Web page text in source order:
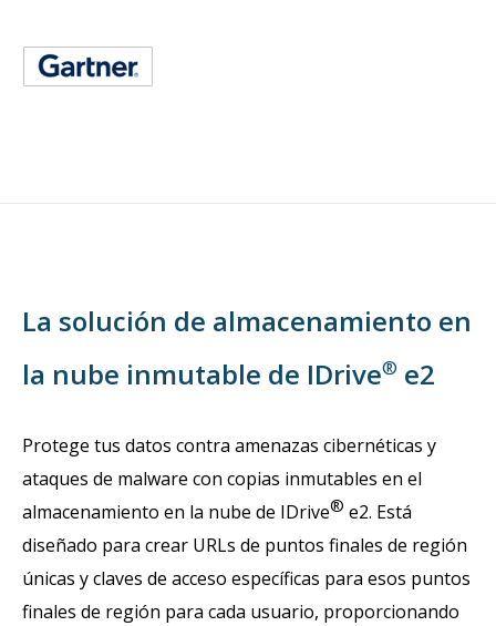
La solución de almacenamiento en
la nube inmutable de IDrive® e2
Protege tus datos contra amenazas cibernéticas y
ataques de malware con copias inmutables en el
almacenamiento en la nube de IDrive® e2. Está
diseñado para crear URLs de puntos finales de región
únicas y claves de acceso específicas para esos puntos
finales de región para cada usuario, proporcionando